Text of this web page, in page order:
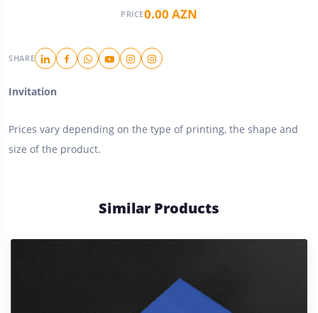
PRICE0.00 AZN
SHARE
Invitation
Prices vary depending on the type of printing, the shape and
size of the product.
Similar Products